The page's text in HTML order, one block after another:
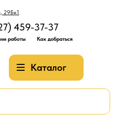
29Бк1
Каталог
459-37-37
работы Как добраться